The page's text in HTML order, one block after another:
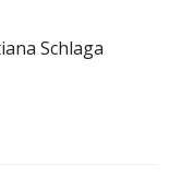
Schlaga